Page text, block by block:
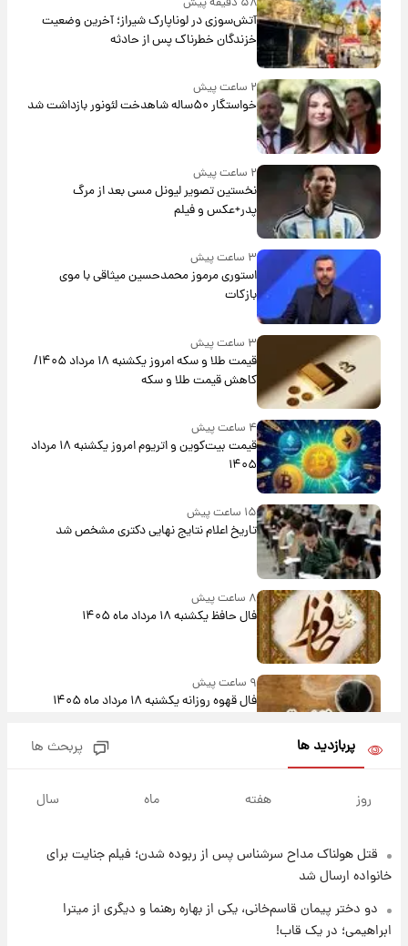
آتش‌سوزی در لوناپارک شیراز؛ آخرین وضعیت
خزندگان خطرناک پس از حادثه
۲ ساعت پیش
خواستگار ۵۰ساله شاهدخت لئونور بازداشت شد
۲ ساعت پیش
نخستین تصویر لیونل مسی بعد از مرگ
پدر+عکس و فیلم
۳ ساعت پیش
استوری مرموز محمدحسین میثاقی با موی
بازکات
۳ ساعت پیش
قیمت طلا و سکه امروز یکشنبه ۱۸ مرداد ۱۴۰۵/
کاهش قیمت طلا و سکه
۴ ساعت پیش
قیمت بیت‌کوین و اتریوم امروز یکشنبه ۱۸ مرداد
۱۴۰۵
۱۵ ساعت پیش
تاریخ اعلام نتایج نهایی دکتری مشخص شد
۸ ساعت پیش
فال حافظ یکشنبه ۱۸ مرداد ماه ۱۴۰۵
۹ ساعت پیش
فال قهوه روزانه یکشنبه ۱۸ مرداد ماه ۱۴۰۵
۱۷ ساعت پیش
پربازدید ها پربحث ها
روز هفته ماه سال
قتل هولناک مداح سرشناس پس از ربوده شدن؛ فیلم جنایت برای
خانواده ارسال شد
دو دختر پیمان قاسم‌خانی، یکی از بهاره رهنما و دیگری از میترا
ابراهیمی؛ در یک قاب!